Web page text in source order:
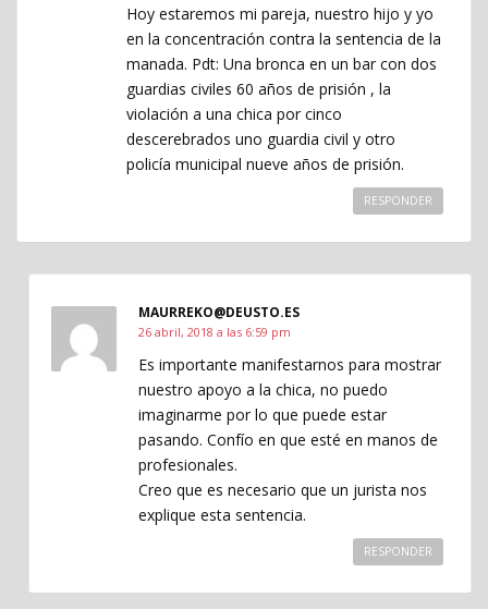
Hoy estaremos mi pareja, nuestro hijo y yo
en la concentración contra la sentencia de la
manada. Pdt: Una bronca en un bar con dos
guardias civiles 60 años de prisión , la
violación a una chica por cinco
descerebrados uno guardia civil y otro
policía municipal nueve años de prisión.
RESPONDER
MAURREKO@DEUSTO.ES
26 abril, 2018 a las 6:59 pm
Es importante manifestarnos para mostrar
nuestro apoyo a la chica, no puedo
imaginarme por lo que puede estar
pasando. Confío en que esté en manos de
profesionales.
Creo que es necesario que un jurista nos
explique esta sentencia.
RESPONDER